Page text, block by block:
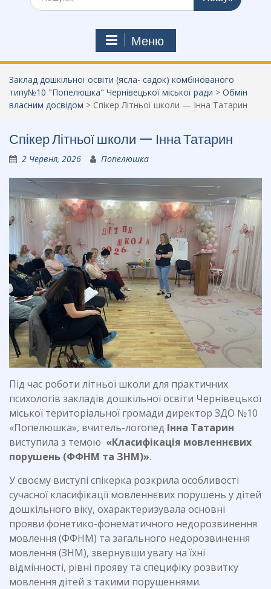
Меню
Заклад дошкільної освіти (ясла- садок) комбінованого
типу№10 "Попелюшка" Чернівецької міської ради > Обмін
власним досвідом > Спікер Літньої школи — Інна Татарин
Спікер Літньої школи — Інна Татарин
2 Червня, 2026 Попелюшка
Під час роботи літньої школи для практичних
психологів закладів дошкільної освіти Чернівецької
міської територіальної громади директор ЗДО №10
«Попелюшка», вчитель-логопед Інна Татарин
виступила з темою «Класифікація мовленнєвих
порушень (ФФНМ та ЗНМ)».
У своєму виступі спікерка розкрила особливості
сучасної класифікації мовленнєвих порушень у дітей
дошкільного віку, охарактеризувала основні
прояви фонетико-фонематичного недорозвинення
мовлення (ФФНМ) та загального недорозвинення
мовлення (ЗНМ), звернувши увагу на їхні
відмінності, рівні прояву та специфіку розвитку
мовлення дітей з такими порушеннями.